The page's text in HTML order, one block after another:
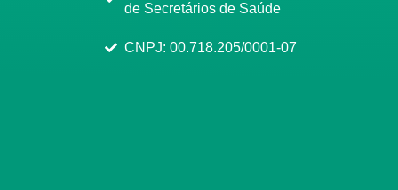
de Secretários de Saúde
CNPJ: 00.718.205/0001-07